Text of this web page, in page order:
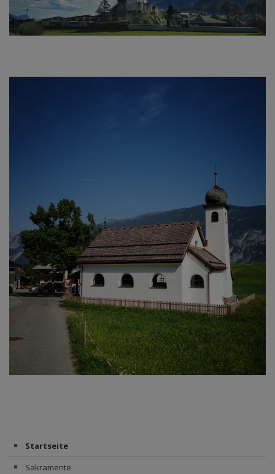
Startseite
Sakramente